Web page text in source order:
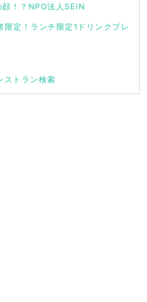
顔！？NPO法人SEIN
定！ランチ限定1ドリンクプレ
トラン検索